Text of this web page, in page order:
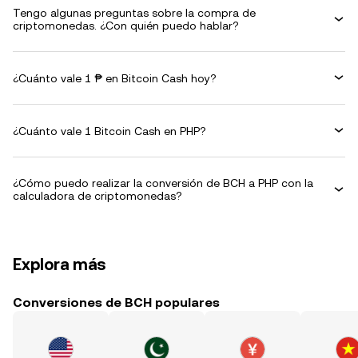
Tengo algunas preguntas sobre la compra de
criptomonedas. ¿Con quién puedo hablar?
¿Cuánto vale 1 ₱ en Bitcoin Cash hoy?
¿Cuánto vale 1 Bitcoin Cash en PHP?
¿Cómo puedo realizar la conversión de BCH a PHP con la
calculadora de criptomonedas?
Explora más
Conversiones de BCH populares